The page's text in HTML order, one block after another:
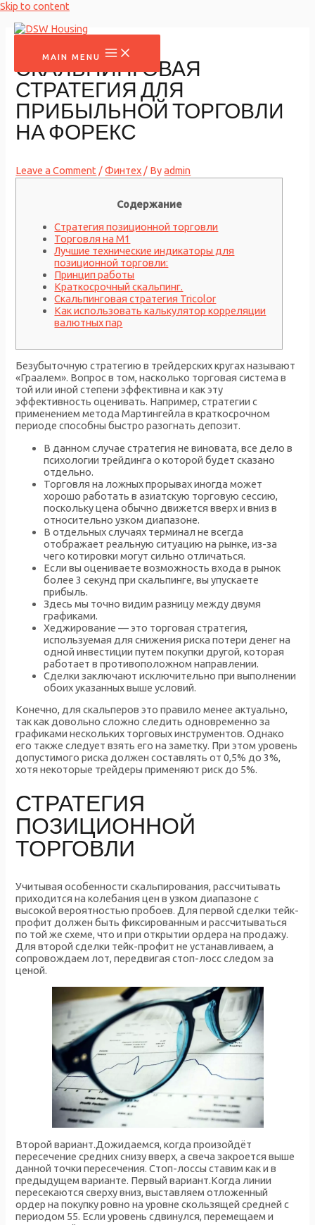
Skip to content
MAIN MENU
СКАЛЬПИНГОВАЯ
СТРАТЕГИЯ ДЛЯ
ПРИБЫЛЬНОЙ ТОРГОВЛИ
НА ФОРЕКС
Leave a Comment /Финтех / Byadmin
Содержание
Стратегия позиционной торговли
Торговля на M1
Лучшие технические индикаторы для
позиционной торговли:
Принцип работы
Краткосрочный скальпинг.
Скальпинговая стратегия Tricolor
Как использовать калькулятор корреляции
валютных пар
Безубыточную стратегию в трейдерских кругах называют
«Граалем». Вопрос в том, насколько торговая система в
той или иной степени эффективна и как эту
эффективность оценивать. Например, стратегии с
применением метода Мартингейла в краткосрочном
периоде способны быстро разогнать депозит.
В данном случае стратегия не виновата, все дело в
психологии трейдинга о которой будет сказано
отдельно.
Торговля на ложных прорывах иногда может
хорошо работать в азиатскую торговую сессию,
поскольку цена обычно движется вверх и вниз в
относительно узком диапазоне.
В отдельных случаях терминал не всегда
отображает реальную ситуацию на рынке, из-за
чего котировки могут сильно отличаться.
Если вы оцениваете возможность входа в рынок
более 3 секунд при скальпинге, вы упускаете
прибыль.
Здесь мы точно видим разницу между двумя
графиками.
Хеджирование — это торговая стратегия,
используемая для снижения риска потери денег на
одной инвестиции путем покупки другой, которая
работает в противоположном направлении.
Сделки заключают исключительно при выполнении
обоих указанных выше условий.
Конечно, для скальперов это правило менее актуально,
так как довольно сложно следить одновременно за
графиками нескольких торговых инструментов. Однако
его также следует взять его на заметку. При этом уровень
допустимого риска должен составлять от 0,5% до 3%,
хотя некоторые трейдеры применяют риск до 5%.
СТРАТЕГИЯ
ПОЗИЦИОННОЙ
ТОРГОВЛИ
Учитывая особенности скальпирования, рассчитывать
приходится на колебания цен в узком диапазоне с
высокой вероятностью пробоев. Для первой сделки тейк-
профит должен быть фиксированным и рассчитываться
по той же схеме, что и при открытии ордера на продажу.
Для второй сделки тейк-профит не устанавливаем, а
сопровождаем лот, передвигая стоп-лосс следом за
ценой.
Второй вариант.Дожидаемся, когда произойдёт
пересечение средних снизу вверх, а свеча закроется выше
данной точки пересечения. Стоп-лоссы ставим как и в
предыдущем варианте. Первый вариант.Когда линии
пересекаются сверху вниз, выставляем отложенный
ордер на покупку ровно на уровне скользящей средней с
периодом 55. Если уровень сдвинулся, перемещаем и